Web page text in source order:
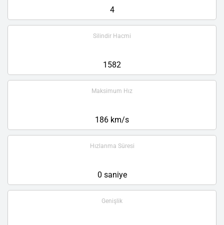
4
Silindir Hacmi
1582
Maksimum Hız
186 km/s
Hızlanma Süresi
0 saniye
Genişlik